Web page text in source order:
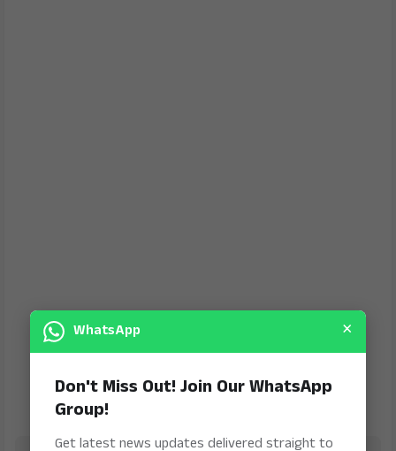
WhatsApp ×
Don't Miss Out! Join Our WhatsApp
Group!
Get latest news updates delivered straight to